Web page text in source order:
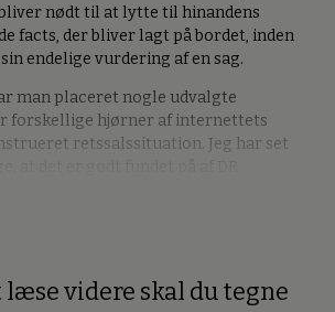
nødt til at lytte til hinandens
facts, der bliver lagt på bordet, inden
endelige vurdering af en sag.
man placeret nogle udvalgte
forskellige hjørner af internettets
retssalssituation. Jeg har set
læse videre skal du tegne